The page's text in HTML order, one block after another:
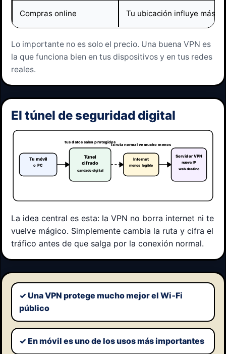
Compras online Tu ubicación influye más
Lo importante no es solo el precio. Una buena VPN es
la que funciona bien en tus dispositivos y en tus redes
reales.
El túnel de seguridad digital
Tu móvil
o PC
Túnel
cifrado
candado digital
Internet
menos legible
Servidor VPN
nueva IP
web destino
tus datos salen protegidosla ruta normal ve mucho menos
La idea central es esta: la VPN no borra internet ni te
vuelve mágico. Simplemente cambia la ruta y cifra el
tráfico antes de que salga por la conexión normal.
✓ Una VPN protege mucho mejor el Wi‑Fi
público
✓ En móvil es uno de los usos más importantes